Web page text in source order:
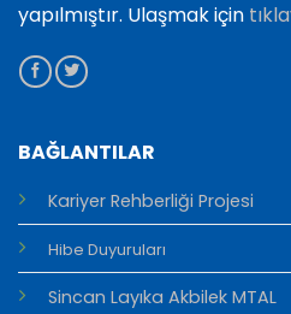
yapılmıştır. Ulaşmak için
BAĞLANTILAR
Kariyer Rehberliği Projesi
Hibe Duyuruları
Sincan Layıka Akbilek MTAL